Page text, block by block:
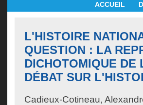
ACCUEIL
L'HISTOIRE
QUESTION : LA
DICHOTOMIQUE DE
DÉBAT SUR
Cadieux-Cotineau,